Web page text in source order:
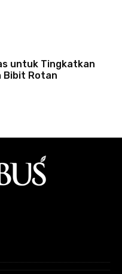
untuk Tingkatkan
Bibit Rotan